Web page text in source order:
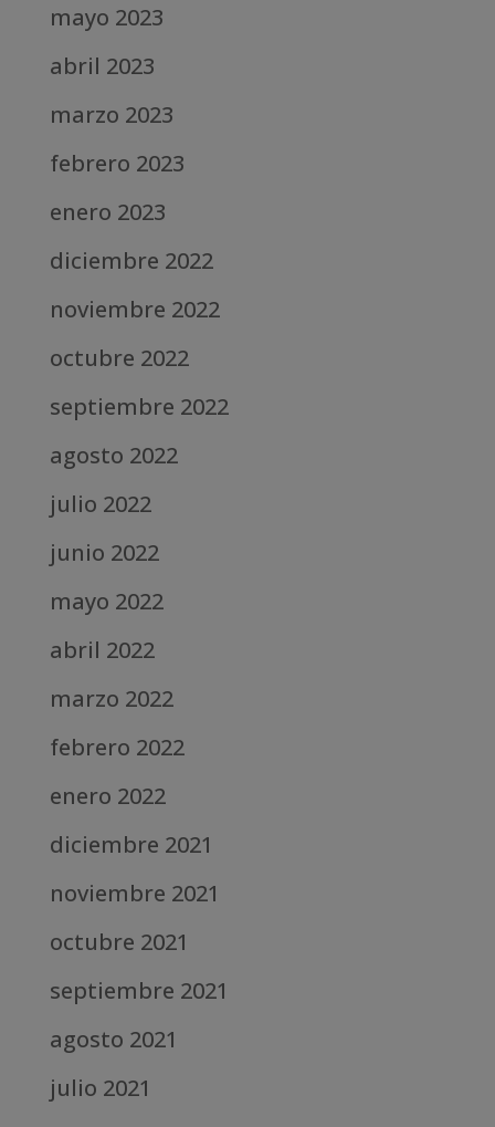
mayo 2023
abril 2023
marzo 2023
febrero 2023
enero 2023
diciembre 2022
noviembre 2022
octubre 2022
septiembre 2022
agosto 2022
julio 2022
junio 2022
mayo 2022
abril 2022
marzo 2022
febrero 2022
enero 2022
diciembre 2021
noviembre 2021
octubre 2021
septiembre 2021
agosto 2021
julio 2021